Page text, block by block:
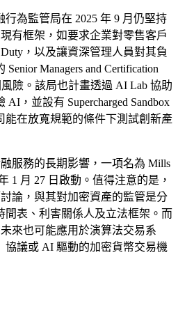
為監管局在 2025 年 9 月仍堅持
有框架，如要求企業對零售客戶
，以及讓資深管理人員對其負
Managers and Certification
險。該局也計畫透過 AI Lab 協助
，並設有 Supercharged Sandbox
能在放寬規範的條件下測試創新產
服務的長期影響，一項名為 Mills
1 月 27 日啟動。值得注意的是，
論，與其對加密資產的監管是分
間表、利害關係人及立法框架。而
來也可能應用於演算法交易系
協議或 AI 驅動的加密貨幣交易機